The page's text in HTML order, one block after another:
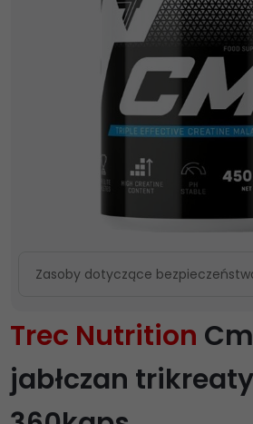
Trec Nutrition
jabłczan
Zasoby dotyczące